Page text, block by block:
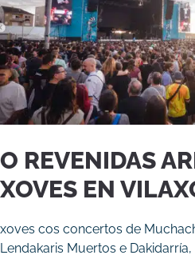
O REVENIDAS
XOVES EN
xoves cos concertos de
Lendakaris Muertos e